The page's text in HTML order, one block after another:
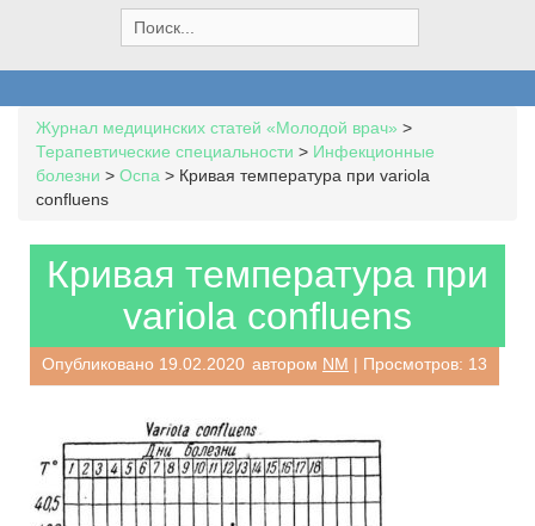
e
a
h
f
o
Журнал медицинских статей «Молодой врач» >
Терапевтические специальности > Инфекционные
болезни > Оспа > Кривая температура при variola
confluens
Кривая температура при
variola confluens
Опубликовано 19.02.2020 автором NM | Просмотров: 13